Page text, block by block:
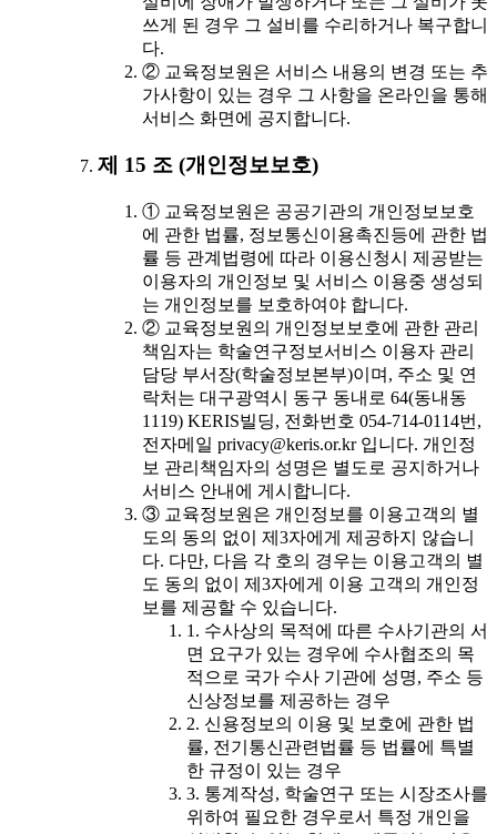
쓰게 된 경우 그 설비를 수리하거나 복구합니
다.
② 교육정보원은 서비스 내용의 변경 또는 추
가사항이 있는 경우 그 사항을 온라인을 통해
서비스 화면에 공지합니다.
제 15 조 (개인정보보호)
① 교육정보원은 공공기관의 개인정보보호
에 관한 법률, 정보통신이용촉진등에 관한 법
률 등 관계법령에 따라 이용신청시 제공받는
이용자의 개인정보 및 서비스 이용중 생성되
는 개인정보를 보호하여야 합니다.
② 교육정보원의 개인정보보호에 관한 관리
책임자는 학술연구정보서비스 이용자 관리
담당 부서장(학술정보본부)이며, 주소 및 연
락처는 대구광역시 동구 동내로 64(동내동
1119) KERIS빌딩, 전화번호 054-714-0114번,
전자메일 privacy@keris.or.kr 입니다. 개인정
보 관리책임자의 성명은 별도로 공지하거나
서비스 안내에 게시합니다.
③ 교육정보원은 개인정보를 이용고객의 별
도의 동의 없이 제3자에게 제공하지 않습니
다. 다만, 다음 각 호의 경우는 이용고객의 별
도 동의 없이 제3자에게 이용 고객의 개인정
보를 제공할 수 있습니다.
1. 수사상의 목적에 따른 수사기관의 서
면 요구가 있는 경우에 수사협조의 목
적으로 국가 수사 기관에 성명, 주소 등
신상정보를 제공하는 경우
2. 신용정보의 이용 및 보호에 관한 법
률, 전기통신관련법률 등 법률에 특별
한 규정이 있는 경우
3. 통계작성, 학술연구 또는 시장조사를
위하여 필요한 경우로서 특정 개인을